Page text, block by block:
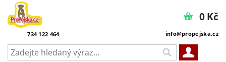
734 122 464 info@propejska.cz
0 Kč